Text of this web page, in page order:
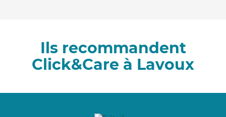
Ils recommandent
Click&Care à Lavoux